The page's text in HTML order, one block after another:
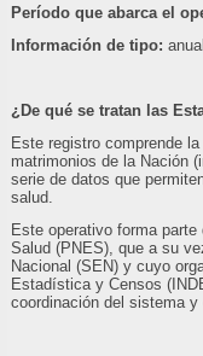
Período que abarca el
Información de tipo: anual
¿De qué se tratan las
Este registro comprende
matrimonios de la Nación
serie de datos que
salud.
Este operativo forma
Salud (PNES), que a su
Nacional (SEN) y cuyo
Estadística y Censos
coordinación del sistema